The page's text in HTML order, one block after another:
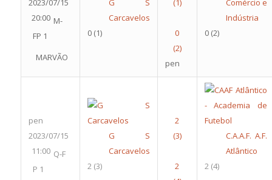
2023/07/15
20:00 M-
FP 1
MARVÃO
G S
Carcavelos
0 (1)
pen
Comércio e
Indústria
0 (2)
pen
2023/07/15
11:00 Q-F
P 1
G S
Carcavelos
2 (3)
C.A.A.F. A.F.
Atlântico
2 (4)